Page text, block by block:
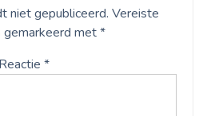
niet gepubliceerd. Vereiste
gemarkeerd met*
Reactie *